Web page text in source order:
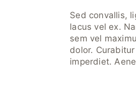
Sed convallis,
lacus vel ex.
sem vel
dolor.
imperdiet.